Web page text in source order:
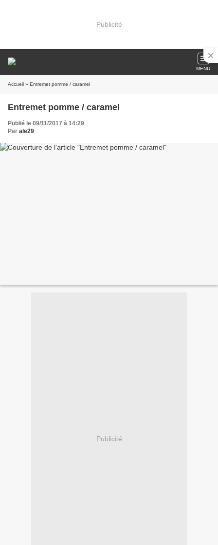
Publicité
MENU
Accueil » Entremet pomme / caramel
Entremet pomme / caramel
Publié le 09/11/2017 à 14:29
Par ale29
Publicité